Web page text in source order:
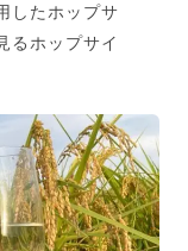
したホップサ
るホップサイ